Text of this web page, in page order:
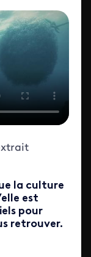
la culture
est
pour
retrouver.